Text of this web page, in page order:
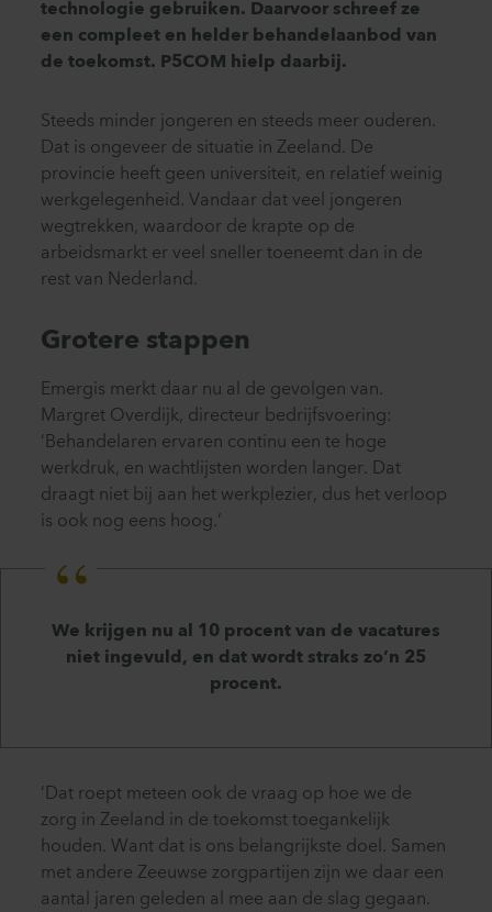
technologie gebruiken. Daarvoor schreef ze
een compleet en helder behandelaanbod van
de toekomst. P5COM hielp daarbij.
Steeds minder jongeren en steeds meer ouderen.
Dat is ongeveer de situatie in Zeeland. De
provincie heeft geen universiteit, en relatief weinig
werkgelegenheid. Vandaar dat veel jongeren
wegtrekken, waardoor de krapte op de
arbeidsmarkt er veel sneller toeneemt dan in de
rest van Nederland.
Grotere stappen
Emergis merkt daar nu al de gevolgen van.
Margret Overdijk, directeur bedrijfsvoering:
‘Behandelaren ervaren continu een te hoge
werkdruk, en wachtlijsten worden langer. Dat
draagt niet bij aan het werkplezier, dus het verloop
is ook nog eens hoog.’
We krijgen nu al 10 procent van de vacatures
niet ingevuld, en dat wordt straks zo’n 25
procent.
‘Dat roept meteen ook de vraag op hoe we de
zorg in Zeeland in de toekomst toegankelijk
houden. Want dat is ons belangrijkste doel. Samen
met andere Zeeuwse zorgpartijen zijn we daar een
aantal jaren geleden al mee aan de slag gegaan.